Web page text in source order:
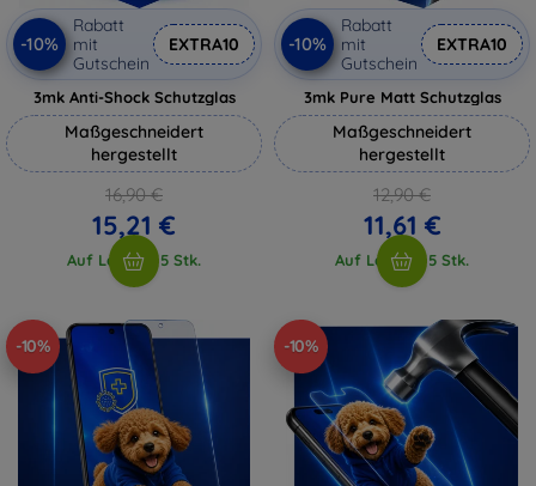
-10%
Rabatt
mit
Gutschein
EXTRA10
3mk Anti-Shock Schutzglas
Maßgeschneidert
hergestellt
16,90 €
15,21 €
Auf Lager > 5 Stk.
-10%
Rabatt
mit
Gutschein
EXTRA10
3mk Pure Matt Schutzglas
Maßgeschneidert
hergestellt
12,90 €
11,61 €
Auf Lager > 5 Stk.
-10% -10%